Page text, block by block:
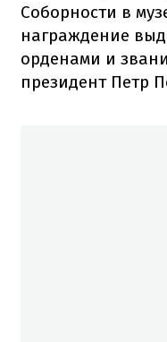
Соборности в
награждение
орденами и
президент Петр